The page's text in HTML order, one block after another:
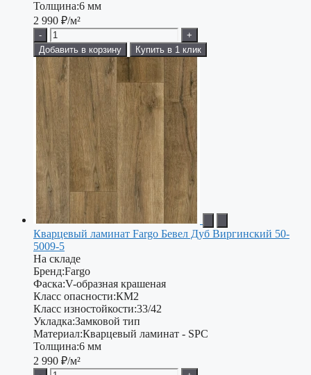
Толщина:6 мм
2 990 ₽/м²
-
+
Добавить в корзину
Купить в 1 клик
Кварцевый ламинат Fargo Бевел Дуб Виргинский 50-
5009-5
На складе
Бренд:Fargo
Фаска:V-образная крашеная
Класс опасности:КМ2
Класс изностойкости:33/42
Укладка:Замковой тип
Материал:Кварцевый ламинат - SPC
Толщина:6 мм
2 990 ₽/м²